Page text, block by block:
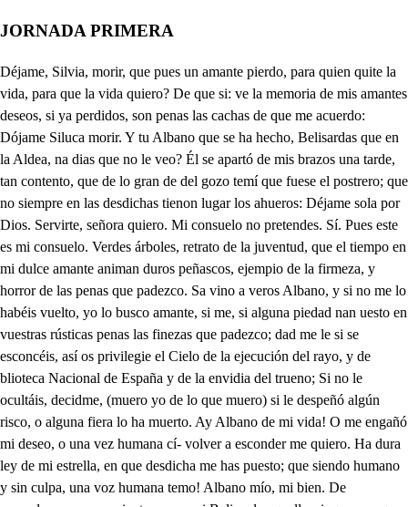
JORNADA PRIMERA
Déjame, Silvia, morir, que pues un amante pierdo, para quien quite la vida, para que la vida quiero? De que si: ve la memoria de mis amantes deseos, si ya perdidos, son penas las cachas de que me acuerdo: Dójame Siluca morir. Y tu Albano que se ha hecho, Belisardas que en la Aldea, na dias que no le veo? Él se apartó de mis brazos una tarde, tan contento, que de lo gran de del gozo temí que fuese el postrero; que no siempre en las desdichas tienon lugar los ahueros: Déjame sola por Dios. Servirte, señora quiero. Mi consuelo no pretendes. Sí. Pues este es mi consuelo. Verdes árboles, retrato de la juventud, que el tiempo en mi dulce amante animan duros peñascos, ejempio de la firmeza, y horror de las penas que padezco. Sa vino a veros Albano, y si no me lo habéis vuelto, yo lo busco amante, si me, si alguna piedad nan uesto en vuestras rústicas penas las finezas que padezco; dad me le si se esconcéis, así os privilegie el Cielo de la ejecución del rayo, y de blioteca Nacional de España y de la envidia del trueno; Si no le ocultáis, decidme, (muero yo de lo que muero) si le despeñó algún risco, o alguna fiera lo ha muerto. Ay Albano de mi vida! O me engañó mi deseo, o una vez humana cí- volver a esconder me quiero. Ha dura ley de mi estrella, en que desdicha me has puesto; que siendo humano y sin culpa, una voz humana temo! Albano mío, mi bien. De esconderme me arrepiento; no es mi Belisarda aquella, si, que aun que mintiera el eco, no hiciera engaño a mi amor; ya los peligros desprecio, muera yo como la vea, y halle en la muerte el contento, Belisarda, Belilarda, Ya la espesura penetro, que es mi Albano. . Belisarda. Ya mis dichas le cumpliero, Ya mis penas se acabaron, Yo te busco. Ya te veo: Dame un abraze. Ay mi bien. toma, pero ya no quiero tus brazos, ingrato Albano; pues de engaños estás lleno. Mejor dirás de desdichas, por infeliz desmerezco, (dulce Belisarda mía) lo que por sino, y atento pudiera haber granjeado. Yo que finezas te debo, supuesto que me dejaste cercada de ser timientos mas de ocho días sin verme? Lo que yo por pena tengos tú me acúmulas por culpa? ahora, mis ojos, dejemos de perder en vanas quejas este limitado tiempo. Dame un abrazo, que sirva de desahogo y consuelo a ti al escucharme mis males, y a mí, al decirlos. . Ya cred lo que me dices, y ansí admitir tus brazos quiero: ̱ sirvan contra el mal de escudo las dichas de verme en ellos, Dulce Belisarda mía, a pesar de los tormentos, que por causarlos tus ojos, gustosamente padezcos Bien te acuerdas que en las tropas que el Rey iba conduciendo, para domar el orgullo del Mautitano soberbios llegué en una compañía de bizarros Caballeros, si bien como ellos noble, no tan feliz como ellos, y siendo fuerza alojarnos una noche en este pueblo de Sicilia, el más dichoso, (por gozar tus ojos bellos) la abitación de tus padrea me cupo en alojamiento, donde luego que te vi. a tu hermosura suspenso, a mis afectos cobarde, y tus victorias seguro, las vanas plumas, que airoso craspó en mi celada el viento; las galas que Abril bordó en mis locos debaneos, y las militantes iras que en mi espada eran incendios, siendoe nulación de Marte; en un punto se volvieron al imperio de tus ojos: dulce holocausto de Venus. Yo te adoro, mas que mucho, si tanto idolatro pueblo, por hermoso, adorá al Sol, siendo el uno, y siendo muerto, que yo adorase tus ojos, siendo dos, y vivos ellos? Tú me quisiste también, supelo, y con este aliento al Rey le di una victoria tan grande; pero no quiero encarecer mis hazañas, que solamente pretendo referirte mis desdichas. Pues como en aqueste tiempo, yo era parecido al Rey en facciones, y en aspecto, con semajanza tan grande, que todos los que nos vieron; a tener el mismo traje, nos juzgaran uno mismo: Fue circunstancia que hizo mas ruidoso aquel trofeo; más cenocido mi nombre, y más seguro mi preio. Y viendo que mi porfía, al fin no pued vencerlos; me resolví a desmentir la glaoria de mis abuelos: a frustrar las esperanzas de mis altos pensamientos: a desnudarme las galas, vestirme el sayal grosero, a seguir sobre de un bruto el ufanado instrumento; que ejercitando la tierra, hace fecundo su suelo, juzgando en ese ejercicio mi enamorado deseo. que tu Albano lo decía, y tu agradecido pecho en cada golpe un favor, y en cada surco un requiebro. Murió a este tienmpo tu padre, y el Rey a mí me echó menos, para que juntos llegasen el bien, y el impedimento; tuvo noticia de mí, de mi mudanza, y mi empeño? y con color de la caza vi no abuscarme a este pueblo. Viote Belisarda mía, antes permitiera el Cielo, que él cegara, y yo muriera; pues finalmente con esto, ni (lv viera de su amor, ni yo muriera de celos. Pretendiote, no le ciste, y él despechado, y soberbio (que es su condición altiva) viéndose morir, y viendo, que para lograr su amor era yo el impadimento. por mi muerte quiso dar feliz paso a su desen: juzgando que el parecerse a mi con tan grande extremo, muerto ycate olvidarias de los amores primeros, y que aquella semejanza resirviera de consuelo juzgando en ella el alivio, que habías perdido en tu dueño, Mandó pues, al Almitante, que una noche con secreto diese sin a esta crueldad: y el piadoso Caballero (indignado contra el Rey me pagase tanto esfuerzo con ingratitud tan fea) exponiéndose a los riesgos, de una piedad tan costosa; dijo al Rey que me había muerto. Y hablando con propiedad, lo que dijo al Rey, fue cierto, pues sin tis que eres mi alma, una sombra soy, un cuerpo, que con acciones de vivo, aún soy horror a los muertos Mándame vivir oculto en los pavorosos hurcos de estas erizadas peñas, mientras que se ofrece medio de poder pasar a Italia; y esto con tanto secreto, que si sabe que me has visto, pondrá mi muerte en efecto. Esta es. Belisarda mía, la su gade mis tormentos, este el amargo tropel de las penas que padezco? este el golfo de aflicciones en que naufrago, y me anego; este el mangibelo airado, en que me abraso, y me hielo: esto es perderme es morir, es, ausencia es rabia; es celos; y esto es tener finalmente juntos tantos sentimientos, que aún el carecer de ti lo tengo por más pequeño? No eres ingrato, No. Ah cruel! Qué culpa tengo en ser desdichado yo? a la fortuna obedezco. Y mi amor? En mi alma vive. Serafirme? Será inmenso: y tu constancia? Es un bronce. Ay! no te rinda el afecto del Rey, que es mi semejante. Tu semejante a ti mismo? Vive Dios te aborreciera, si llegara a hacer concepto de que no eras tú tú mismo. Con desengaño tan cierto, Belisarda a padecer. Vengan diluvios de riesgos. Para que muestre mi amor. Porque atestigue mi esfuerzo. Cuanto de tu peche fío. Cuanto e debe tu pecho. Leor Pasquín; solo me tiene ire en esta soledad, a donde su Majestad, a merendar diz que vienes y bien pudiera acordarse de que me tiene enfadado. Pues espacioso está el prado, bien puede de senfadarse. Cuantas veces le he avisado, que no me sea busón? Muchas, mas en conclusión, esto no es cosa de enfado, y en puridad, seber quiero que le hace a be mi donaire? Es bien que con cosas de aire soní aque tanto dinero? que vive Dios que es desgracia, que si adquiero algún caudal, me lo dan por mi cabal. A mí me lo dan de gracia. Aún esa es muy gran mohína, que estoy de gracias ahito. Pues, señor, cenar poquito y echarse una melecina. Con todo eso el proseguir vuesarced en ser busón, ha de ser con condición, que hemos los dos do partir; o he de romper al picaño la cabeza. Mejor fuera, que ve me la descosiora, con que era mener el daño. Ahora bien eso se deje, y un doblón de a cuatro venga del de ha ocho de ayer. Tenga: Hiciera más un hereje? Déjese de más razones, que el de a cuatro me ha de dar. Déjese de porfiaz, que mis ciertos pescozones me costó, y no tiene duda, que también se ha de partir. Vastido quiere morir. No haré, que usted me desnuda: Velo aí. A buen tiempo llega. Cuando a mí me lo entregaron, no he dicho que me pegaron? pues más que sabe a la pega. Tente busón. Qué igoorancia. Para ser lícito el trato, ha de entrar en el contrato, a perdida, y a ganancia. Qué es esto? Nada, señor. Es darle ciertos porrazos, mas aunque me lo pagó, y también se lo he pagado. Ahora estáis de esa suerte: y el Rey? Aún es muy temprano, para que llegue su Alteza, que debe de estar cazando. Háblase mal en la Corte de aquel lastimoso caso de la muerte de aquel hombre, que al Rey se parece tanto? De que tú lo ejecutases están todos admirados, que ya se sabe que el Rey es un hombre temerario. Ya murió: no murió tal? . que yo le tengo guardado. Qué ruido es aquel Pasquín? El Rey es no hay que dudarlo, Salgamos a recebirle. En este sitio heced alto. Ya llega: Alseor Pasquín, para semejastres casos, aprenda vced a tener menos uñas, y más manos. Que en toda la tarde el monte, ni una fiera nos hadado, en que pudiese mostrar la destreza de mi brezo: cansado, y mohíno vengo. Así señor, vufado, el gusto nos puede aguar; porque os prometo que el campo me ha divertido en extremos Seáis, señor, bien llegado, Solo el veros me despica, que al fin aquel embarazo de mi amor se acabó ya Si lo dices por Albano, ya murió: no murió tal, . que mi piedad le ha librado. Grande gusto, me habéis hecho. Qué rigor tan inhumano! Qué cruel lad tan sin ejemplo! Es un tigre! Es un tirane! No hay vicin que el Rey no tenga. Qué hiciese el Cielo un villano tan parecido a su Rey, y siendo un hombre ordinario se hiciese en mi competencia amor tan privilegiado? Duque. Gran señor. Confieso, que estoy muy enamorado. De Belisarda? Si Duque. Prometeos que no me espanto, que es Belisarda muy bella, y hechizo de amor tan raro, que a las fieras domestiza, y en un pecho tan bizarro como el vuestro, servincendio? ya habéis a Laura olvidado? Bien Laura me ha parecido, y aunque no la quiero tanto, pienso robarla, y matar, si lo impidiete, a su hermano. En todo es bárbaro este hombre, Almirante, mas agrado espero hallar en mi amor, Duque, el tiempo no perdamos, pues que te adoro, y me estimas, y el Rey hoy se muestra humano, no habrá ocasión para ver nuestro intento b